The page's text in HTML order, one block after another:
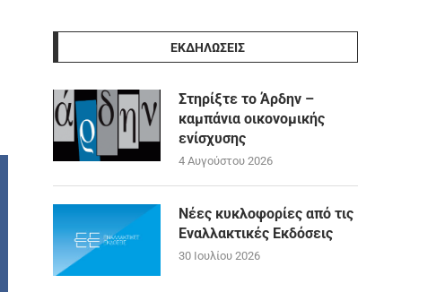
ΕΚΔΗΛΩΣΕΙΣ
Στηρίξτε το Άρδην –
καμπάνια οικονομικής
ενίσχυσης
4 Αυγούστου 2026
Νέες κυκλοφορίες από τις
Εναλλακτικές Εκδόσεις
30 Ιουλίου 2026